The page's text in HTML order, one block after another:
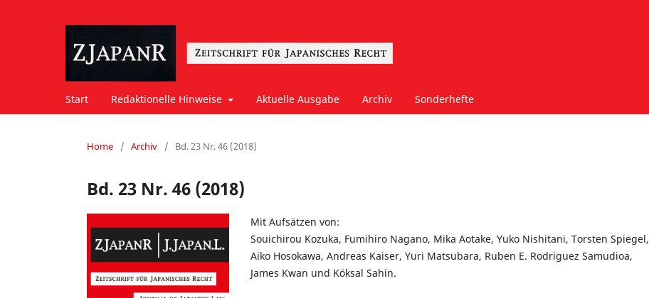
Start Redaktionelle Hinweise Aktuelle Ausgabe Archiv Sonderhefte
Home / Archiv / Bd. 23 Nr. 46 (2018)
Bd. 23 Nr. 46 (2018)
Mit Aufsätzen von:
Souichirou Kozuka, Fumihiro Nagano, Mika Aotake, Yuko Nishitani, Torsten Spiegel,
Aiko Hosokawa, Andreas Kaiser, Yuri Matsubara, Ruben E. Rodriguez Samudioa,
James Kwan und Köksal Sahin.